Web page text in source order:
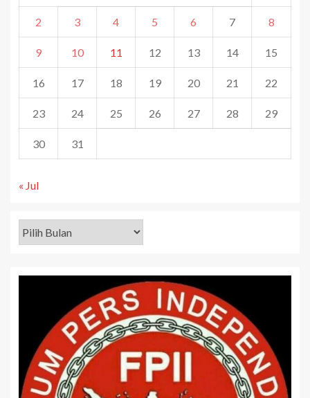
2 3 4 5 6 7 8
9 10 11 12 13 14 15
16 17 18 19 20 21 22
23 24 25 26 27 28 29
30 31
« Jul